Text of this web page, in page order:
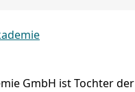
GmbH ist Tochter der